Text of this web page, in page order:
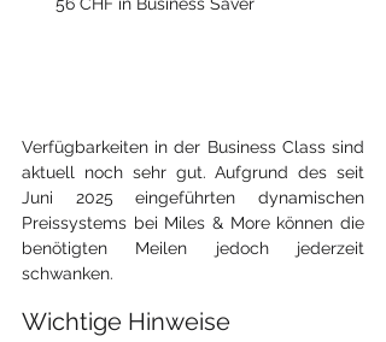
Verfügbarkeiten in der Business Class sind
aktuell noch sehr gut. Aufgrund des seit
Juni 2025 eingeführten dynamischen
Preissystems bei Miles & More können die
benötigten Meilen jedoch jederzeit
schwanken.
Wichtige Hinweise